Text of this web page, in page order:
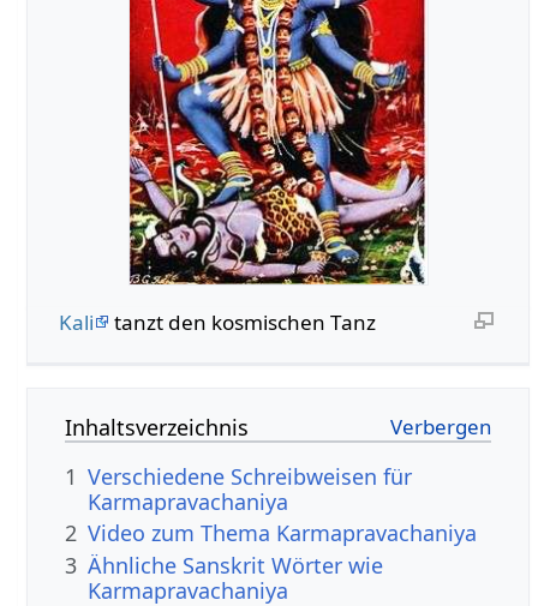
Kali tanzt den kosmischen Tanz
Inhaltsverzeichnis
1 Verschiedene Schreibweisen für
Karmapravachaniya
2 Video zum Thema Karmapravachaniya
3 Ähnliche Sanskrit Wörter wie
Karmapravachaniya